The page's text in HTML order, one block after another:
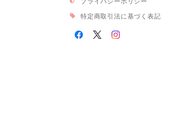
特定商取引法に基づく表記